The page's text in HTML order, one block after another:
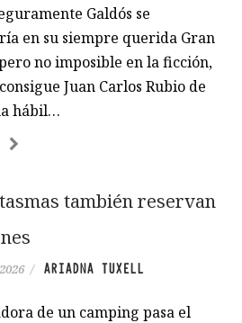
Galdós se
en su siempre querida Gran
no imposible en la ficción,
Juan Carlos Rubio de
hábil…
también reservan
/ ARIADNA TUXELL
de un camping pasa el